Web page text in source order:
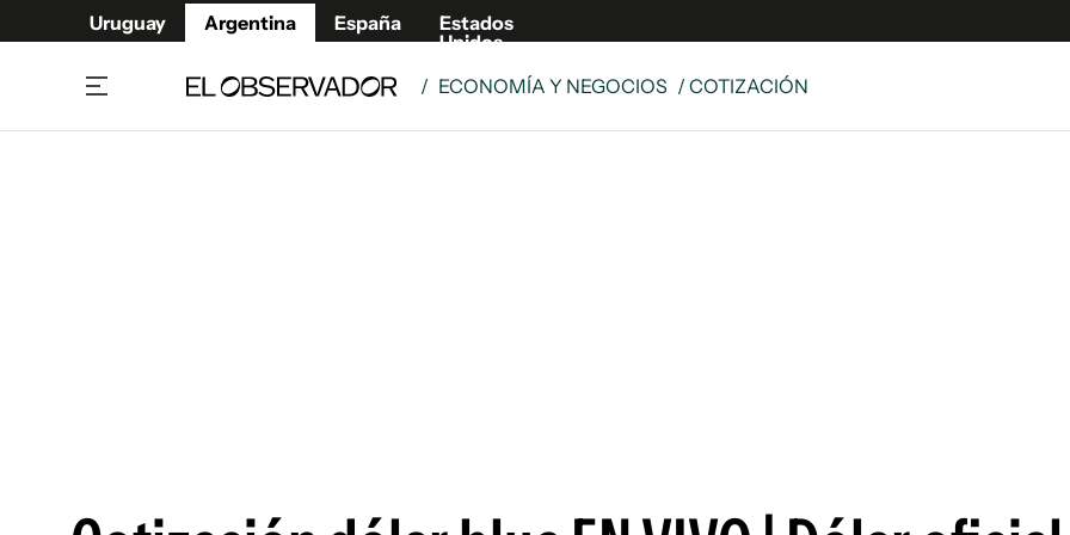
Uruguay Argentina España
Estados
Unidos
/ ECONOMÍA Y NEGOCIOS / COTIZACIÓN